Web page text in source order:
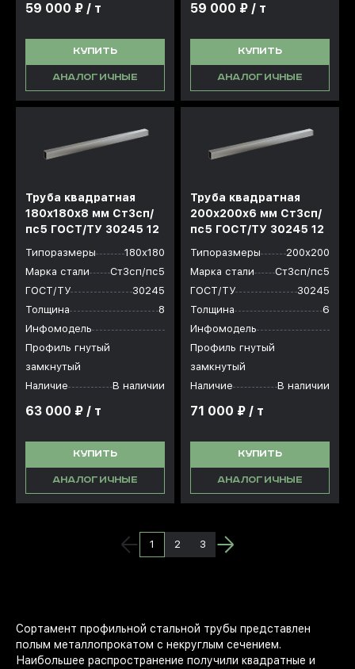
59 000 ₽ / т
КУПИТЬ
АНАЛОГИЧНЫЕ
59 000 ₽ / т
КУПИТЬ
АНАЛОГИЧНЫЕ
Труба квадратная
180х180x8 мм Ст3сп/
пс5 ГОСТ/ТУ 30245 12
Типоразмеры
180х180
Марка стали
Ст3сп/пс5
ГОСТ/ТУ
30245
Толщина
8
Инфомодель
Профиль гнутый
замкнутый
Наличие
В наличии
63 000 ₽ / т
КУПИТЬ
АНАЛОГИЧНЫЕ
Труба квадратная
200х200x6 мм Ст3сп/
пс5 ГОСТ/ТУ 30245 12
Типоразмеры
200х200
Марка стали
Ст3сп/пс5
ГОСТ/ТУ
30245
Толщина
6
Инфомодель
Профиль гнутый
замкнутый
Наличие
В наличии
71 000 ₽ / т
КУПИТЬ
АНАЛОГИЧНЫЕ
1 2 3
Сортамент профильной стальной трубы представлен
полым металлопрокатом с некруглым сечением.
Наибольшее распространение получили квадратные и